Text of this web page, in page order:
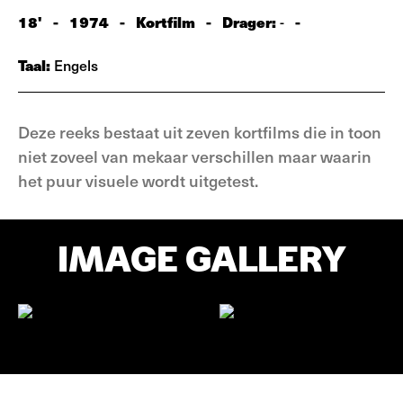
18' - 1974 - Kortfilm - Drager:- -
Taal: Engels
Deze reeks bestaat uit zeven kortfilms die in toon
niet zoveel van mekaar verschillen maar waarin
het puur visuele wordt uitgetest.
IMAGE GALLERY